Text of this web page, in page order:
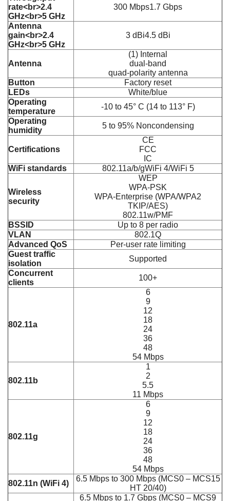
rate<br>2.4
GHz<br>5 GHz
300 Mbps1.7 Gbps
Antenna
gain<br>2.4
GHz<br>5 GHz
3 dBi4.5 dBi
Antenna
(1) Internal
dual-band
quad-polarity antenna
Button
Factory reset
LEDs
White/blue
Operating
temperature
-10 to 45° C (14 to 113° F)
Operating
humidity
5 to 95% Noncondensing
Certifications
CE
FCC
IC
WiFi standards
802.11a/b/gWiFi 4/WiFi 5
Wireless
security
WEP
WPA-PSK
WPA-Enterprise (WPA/WPA2
TKIP/AES)
802.11w/PMF
BSSID
Up to 8 per radio
VLAN
802.1Q
Advanced QoS
Per-user rate limiting
Guest traffic
isolation
Supported
Concurrent
clients
100+
802.11a
6
9
12
18
24
36
48
54 Mbps
802.11b
1
2
5.5
11 Mbps
802.11g
6
9
12
18
24
36
48
54 Mbps
802.11n (WiFi 4)
6.5 Mbps to 300 Mbps (MCS0 – MCS15
HT 20/40)
6.5 Mbps to 1.7 Gbps (MCS0 – MCS9